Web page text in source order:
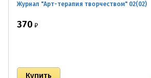
Журнал "Арт-терапия творчеством" 02(02)
370 ₽